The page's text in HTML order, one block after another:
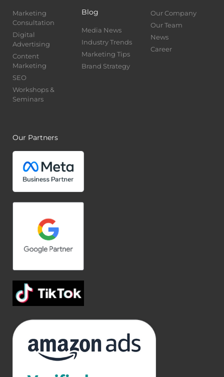
Marketing
Consultation
Digital
Advertising
Content
Marketing
SEO
Workshops &
Seminars
Blog
Media News
Industry Trends
Marketing Tips
Brand Strategy
Our Company
Our Team
News
Career
Our Partners